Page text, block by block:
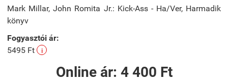
Mark Millar, John Romita Jr.: Kick-Ass - Ha/Ver, Harmadik
könyv
Fogyasztói ár:
5495 Ft
i
Online ár: 4 400 Ft